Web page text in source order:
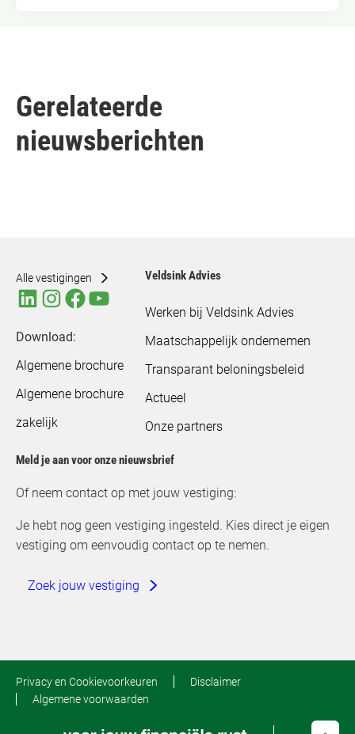
Gerelateerde
nieuwsberichten
Alle vestigingen
Download:
Algemene brochure
Algemene brochure
zakelijk
Veldsink Advies
Werken bij Veldsink Advies
Maatschappelijk ondernemen
Transparant beloningsbeleid
Actueel
Onze partners
Meld je aan voor onze nieuwsbrief
Of neem contact op met jouw vestiging:
Je hebt nog geen vestiging ingesteld. Kies direct je eigen
vestiging om eenvoudig contact op te nemen.
Zoek jouw vestiging
Privacy en Cookievoorkeuren
Disclaimer
Algemene voorwaarden